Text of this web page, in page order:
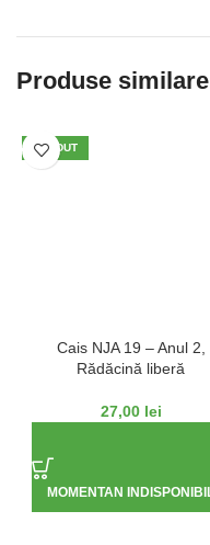
Produse similare
VÂNDUT
Cais NJA 19 – Anul 2,
Rădăcină liberă
27,00 lei
MOMENTAN